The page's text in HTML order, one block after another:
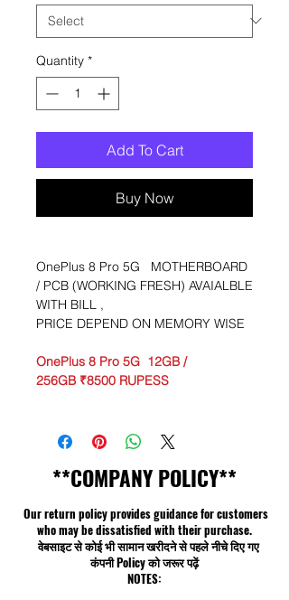
Quantity *
Add To Cart
Buy Now
OnePlus 8 Pro 5G MOTHERBOARD
/ PCB (WORKING FRESH) AVAIALBLE
WITH BILL ,
PRICE DEPEND ON MEMORY WISE
OnePlus 8 Pro 5G 12GB /
256GB ₹8500 RUPESS
**COMPANY POLICY**
Our return policy provides guidance for customers
who may be dissatisfied with their purchase.
वेबसाइट से कोई भी सामान खरीदने से पहले नीचे दिए गए
कंपनी Policy को जरूर पढ़ें
NOTES: